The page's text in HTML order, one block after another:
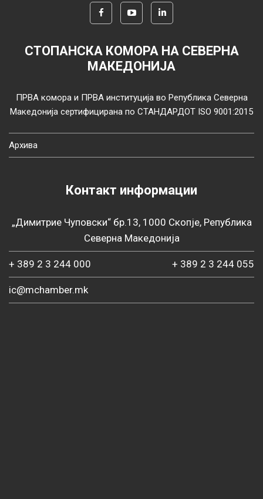
СТОПАНСКА КОМОРА НА СЕВЕРНА
МАКЕДОНИЈА
ПРВА комора и ПРВА институција во Република Северна
Македонија сертифицирана по СТАНДАРДОТ ISO 9001:2015
Архива
Контакт информации
„Димитрие Чуповски“ бр.13, 1000 Скопје, Република
Северна Македонија
+ 389 2 3 244 000 + 389 2 3 244 055
ic@mchamber.mk